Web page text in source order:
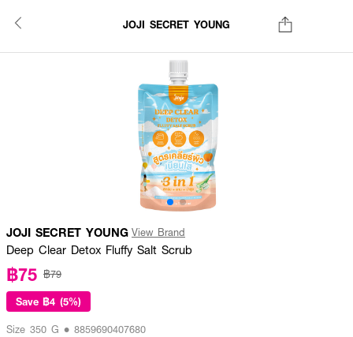
JOJI SECRET YOUNG
JOJI SECRET YOUNG View Brand
Deep Clear Detox Fluffy Salt Scrub
฿75 ฿79
Save ฿4 (5%)
Size 350 G • 8859690407680